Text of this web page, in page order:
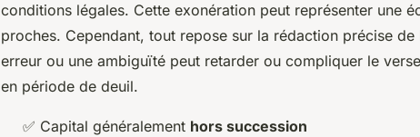
conditions légales. Cette exonération peut représenter une
proches. Cependant, tout repose sur la rédaction précise
erreur ou une ambiguïté peut retarder ou compliquer le
en période de deuil.
✅ Capital généralement hors succession